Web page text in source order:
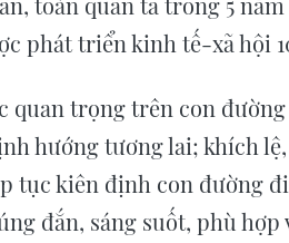
phát triển kinh tế-xã hội
quan trọng trên con
hướng tương lai; khích
tục kiên định con đường
đắn, sáng suốt, phù